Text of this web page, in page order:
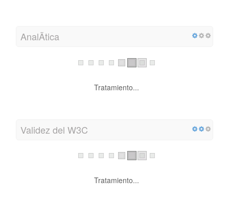
AnalÃ­tica
Tratamiento...
Validez del W3C
Tratamiento...